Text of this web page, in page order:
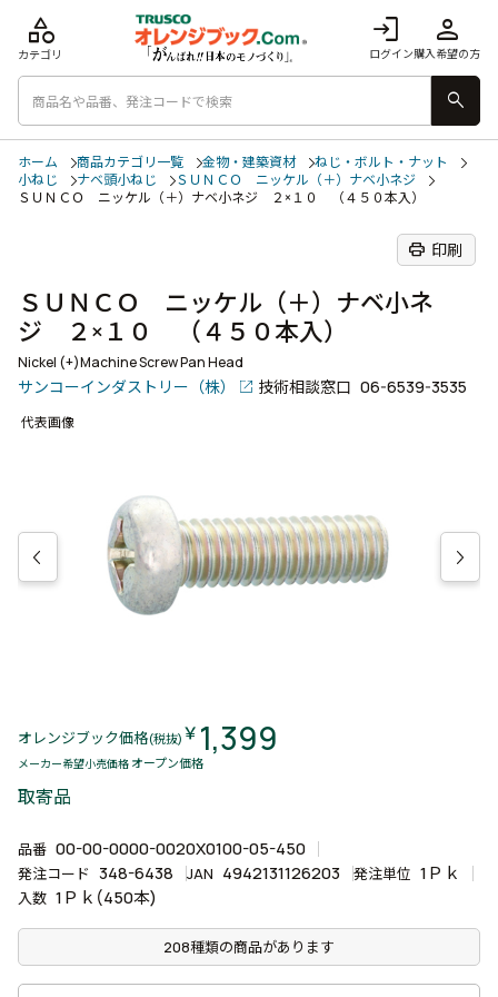
login
ログイン
person
購入希望の方
category
カテゴリ
search
ホーム 商品カテゴリ一覧 金物・建築資材
ねじ・ボルト・ナット
小ねじ
ナベ頭小ねじ
ＳＵＮＣＯ ニッケル（＋）ナベ小ネジ
ＳＵＮＣＯ ニッケル（＋）ナベ小ネジ ２×１０ （４５０本入）
print 印刷
ＳＵＮＣＯ ニッケル（＋）ナベ小ネ
ジ ２×１０ （４５０本入）
Nickel (+)Machine Screw Pan Head
サンコーインダストリー（株） 技術相談窓口 06-6539-3535
代表画像
オレンジブック価格(税抜) ￥ 1,399
メーカー希望小売価格 オープン価格
取寄品
品番 00-00-0000-0020X0100-05-450
発注コード 348-6438 JAN 4942131126203 発注単位 1Ｐｋ
入数 1Ｐｋ(450本)
208種類の商品があります